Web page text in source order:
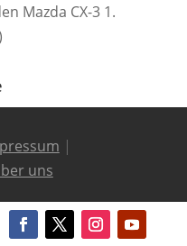
Mazda CX-3 1.
|
uns